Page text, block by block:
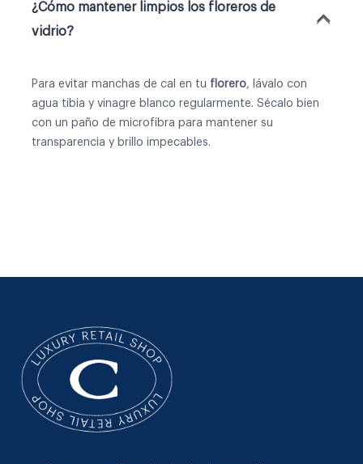
¿Cómo mantener limpios los floreros de
vidrio?
Para evitar manchas de cal en tu florero, lávalo con
agua tibia y vinagre blanco regularmente. Sécalo bien
con un paño de microfibra para mantener su
transparencia y brillo impecables.